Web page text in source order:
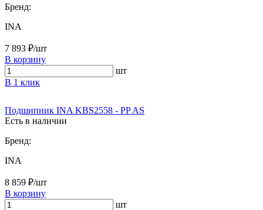
Бренд:
INA
7 893 ₽/шт
В корзину
шт
В 1 клик
Подшипник INA KBS2558 - PP AS
Есть в наличии
Бренд:
INA
8 859 ₽/шт
В корзину
шт